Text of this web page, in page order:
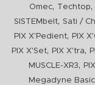
Omec, Techtop,
SISTEMbelt, Sati /
PIX X'Pedient, PIX
PIX X'Set, PIX X'tra,
MUSCLE-XR3,
Megadyne Basic